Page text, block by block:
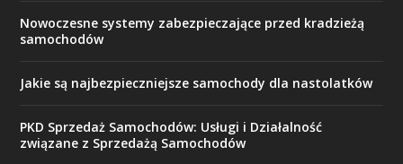
Nowoczesne systemy zabezpieczające przed kradzieżą
samochodów
Jakie są najbezpieczniejsze samochody dla nastolatków
PKD Sprzedaż Samochodów: Usługi i Działalność
związane z Sprzedażą Samochodów